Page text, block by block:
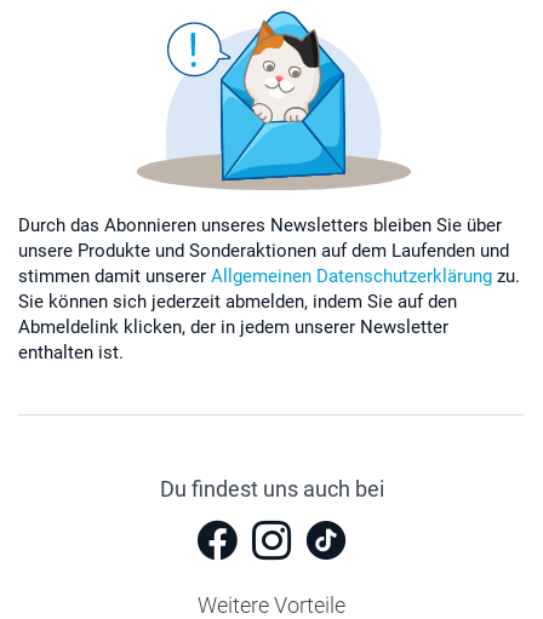
Durch das Abonnieren unseres Newsletters bleiben Sie über
unsere Produkte und Sonderaktionen auf dem Laufenden und
stimmen damit unserer Allgemeinen Datenschutzerklärung zu.
Sie können sich jederzeit abmelden, indem Sie auf den
Abmeldelink klicken, der in jedem unserer Newsletter
enthalten ist.
Du findest uns auch bei
Weitere Vorteile